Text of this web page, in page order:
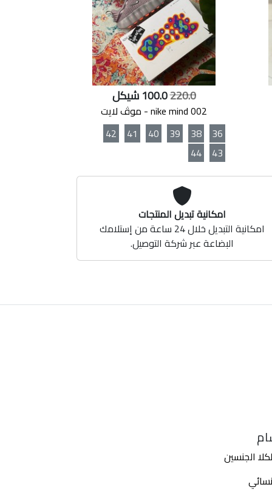
220.0100.0 شيكل
nike mind 002 - موڤ لايت
36
38
39
40
41
42
43
44
امكانية تبديل المنتجات
امكانية التبديل خلال 24 ساعة من إستلامك
البضاعة عبر شركة التوصيل.
الجنسين